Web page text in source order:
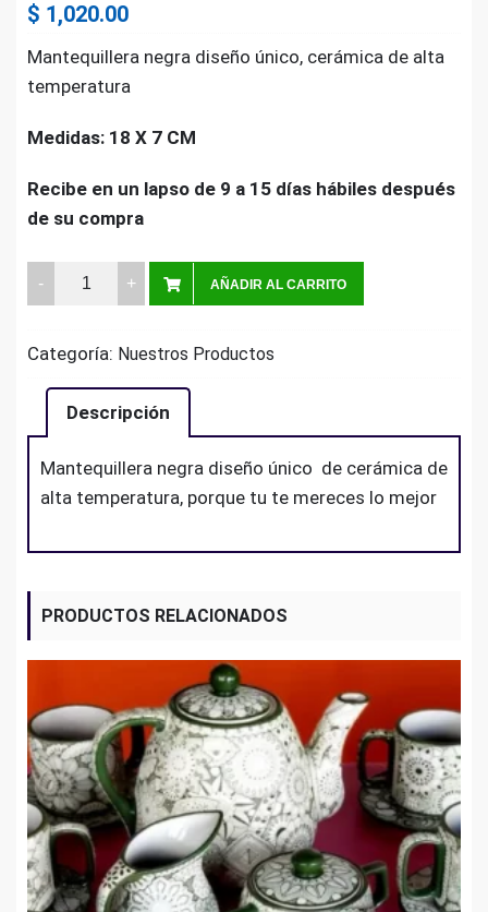
$ 1,020.00
Mantequillera negra diseño único, cerámica de alta
temperatura
Medidas: 18 X 7 CM
Recibe en un lapso de 9 a 15 días hábiles después
de su compra
Mantequillera
Negra
AÑADIR AL CARRITO
Categoría: Nuestros Productos
Descripción
Mantequillera negra diseño único de cerámica de
alta temperatura, porque tu te mereces lo mejor
PRODUCTOS RELACIONADOS